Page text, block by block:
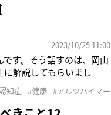
2023/10/25 11:00
す。そう話すのは、岡山
解説してもらいまし
は、肺炎クラミジア菌を
知症 #健康 #アルツハイマー